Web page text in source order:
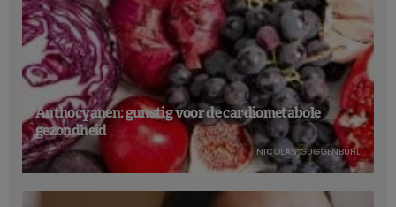
Anthocyanen: gunstig voor de cardiometabole
gezondheid
NICOLAS GUGGENBÜHL